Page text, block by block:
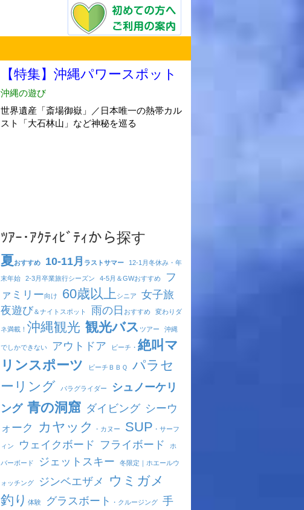
ﾂｱｰ･ｱｸﾃｨﾋﾞﾃｨから探す
夏おすすめ 10-11月 ラストサマー 12-1月冬休み・年
末年始 2-3月卒業旅行シーズン 4-5月 ＆GWおすすめ
フ
ァミリー向け 60歳以上シニア
女子旅
夜遊び＆ナイトスポット 雨の日 おすすめ 変わりダ
ネ満載！ 沖縄観光 観光バス ツアー 沖縄
でしかできない アウトドア ビーチ・ 絶叫マ
リンスポーツ
ビーチ ＢＢＱ
パラセ
ーリング
パラグライダー
シュノーケリ
ング 青の洞窟 ダイビング シーウ
ォーク
カヤック ・カヌー SUP ・サーフ
ィン ウェイクボード フライボード ホ
バーボード ジェットスキー 冬限定｜ ホエールウ
ォッチング ジンベエザメ
ウミガメ
釣り 体験 グラスボート ・クルージング
手